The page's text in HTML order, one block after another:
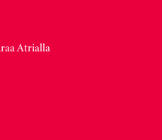
Atrialla